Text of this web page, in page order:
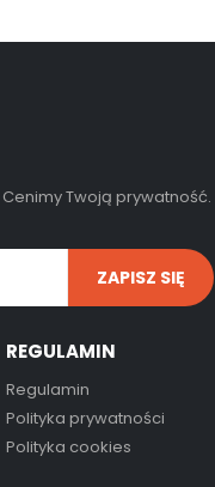
Twoją prywatność.
REGULAMIN
Regulamin
Polityka prywatności
Polityka cookies